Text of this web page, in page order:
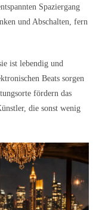
Spaziergang
und Abschalten, fern
ist lebendig und
Beats sorgen
fördern das
die sonst wenig